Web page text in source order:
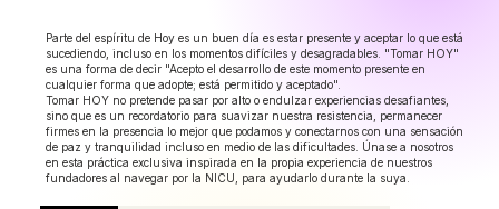
Parte del espíritu de Hoy es un buen día es estar presente y aceptar lo que está
sucediendo, incluso en los momentos difíciles y desagradables. "Tomar HOY"
es una forma de decir "Acepto el desarrollo de este momento presente en
cualquier forma que adopte; está permitido y aceptado".
Tomar HOY no pretende pasar por alto o endulzar experiencias desafiantes,
sino que es un recordatorio para suavizar nuestra resistencia, permanecer
firmes en la presencia lo mejor que podamos y conectarnos con una sensación
de paz y tranquilidad incluso en medio de las dificultades. Únase a nosotros
en esta práctica exclusiva inspirada en la propia experiencia de nuestros
fundadores al navegar por la NICU, para ayudarlo durante la suya.